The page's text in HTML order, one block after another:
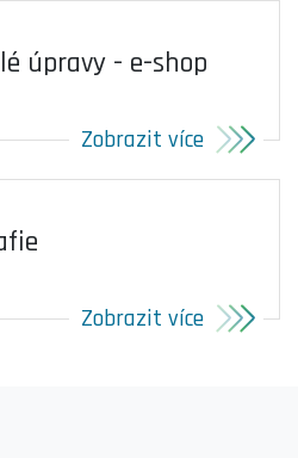
úpravy - e-shop
Zobrazit více
Zobrazit více